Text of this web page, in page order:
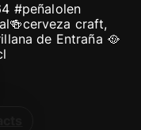
#peñalolen
craft,
de Entraña 🥘